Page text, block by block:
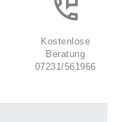
Kostenlose
Beratung
07231/561966